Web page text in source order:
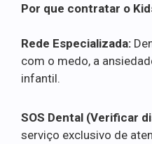
Por que contratar o
Rede Especializada:
com o medo, a
infantil.
SOS Dental (Verificar
serviço exclusivo de